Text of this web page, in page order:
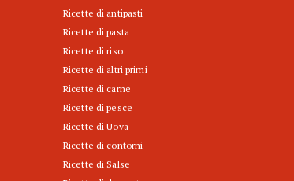
Ricette di antipasti
Ricette di pasta
Ricette di riso
Ricette di altri primi
Ricette di carne
Ricette di pesce
Ricette di Uova
Ricette di contorni
Ricette di Salse